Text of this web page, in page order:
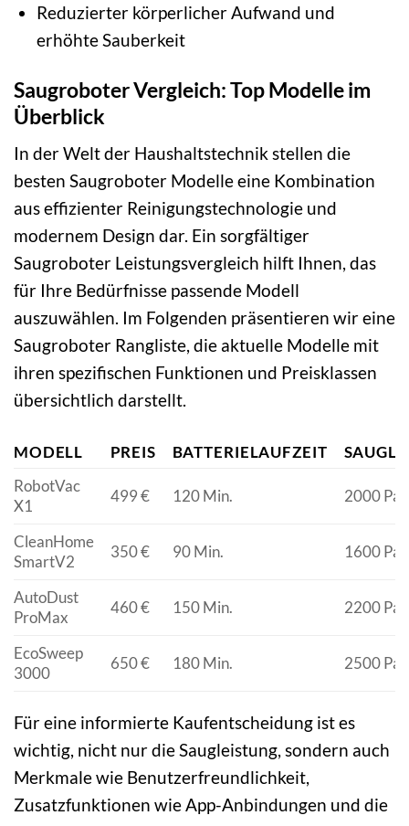
Reduzierter körperlicher Aufwand und
erhöhte Sauberkeit
Saugroboter Vergleich: Top Modelle im
Überblick
In der Welt der Haushaltstechnik stellen die
besten Saugroboter Modelle eine Kombination
aus effizienter Reinigungstechnologie und
modernem Design dar. Ein sorgfältiger
Saugroboter Leistungsvergleich hilft Ihnen, das
für Ihre Bedürfnisse passende Modell
auszuwählen. Im Folgenden präsentieren wir eine
Saugroboter Rangliste, die aktuelle Modelle mit
ihren spezifischen Funktionen und Preisklassen
übersichtlich darstellt.
MODELL PREIS BATTERIELAUFZEIT
RobotVac
X1
499 € 120 Min. 2000 Pa
CleanHome
SmartV2
350 € 90 Min. 1600 Pa
AutoDust
ProMax
460 € 150 Min. 2200 Pa
EcoSweep
3000
650 € 180 Min. 2500 Pa
Für eine informierte Kaufentscheidung ist es
wichtig, nicht nur die Saugleistung, sondern auch
Merkmale wie Benutzerfreundlichkeit,
Zusatzfunktionen wie App-Anbindungen und die